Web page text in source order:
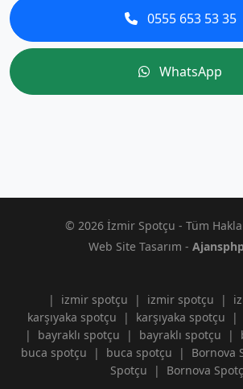
0555 653 53 35
WhatsApp
© 2026 İzmir Spotçu - Tüm
Web Site Tasarım -
| izmir spotçu | izmir spotçu |
karşıyaka spotçu
| karşıyaka spotçu |
|
bayraklı spotçu | bayraklı spotçu |
buca spotçu
| buca spotçu | Bornova
Spotçu
| Bornova